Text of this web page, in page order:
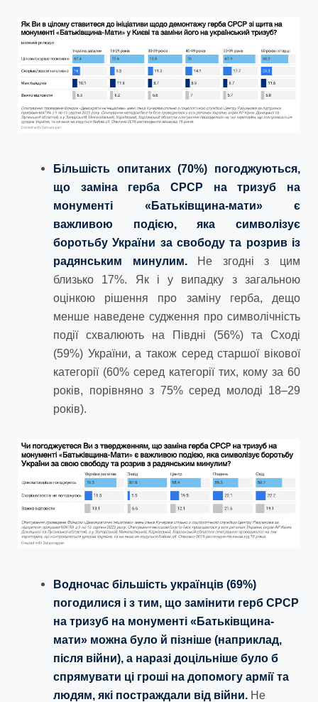
Більшість опитаних (70%) погоджуються,
що заміна герба СРСР на тризуб на
монументі «Батьківщина-мати» є
важливою подією, яка символізує
боротьбу України за свободу та розрив із
радянським минулим.
Не згодні з цим
близько 17%. Як і у випадку з загальною
оцінкою рішення про заміну герба, дещо
менше наведене судження про символічність
події схвалюють на Півдні (56%) та Сході
(59%) України, а також серед старшої вікової
категорії (60% серед категорії тих, кому за 60
років, порівняно з 75% серед молоді 18–29
років).
Водночас більшість українців (69%)
погодилися і з тим, що замінити герб СРСР
на тризуб на монументі «Батьківщина-
мати» можна було й пізніше (наприклад,
після війни), а наразі доцільніше було б
спрямувати ці гроші на допомогу армії та
людям, які постраждали від війни. Не